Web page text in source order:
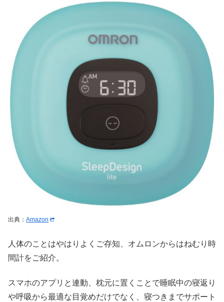
出典： Amazon
人体のことはやはりよくご存知、オムロンからはねむり時
間計をご紹介。
スマホのアプリと連動、枕元に置くことで睡眠中の寝返り
や呼吸から最適な目覚めだけでなく、寝つきまでサポート